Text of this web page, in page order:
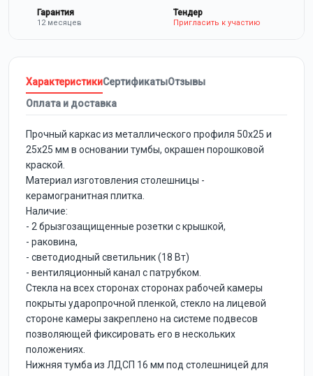
Гарантия
12 месяцев
Тендер
Пригласить к участию
ХарактеристикиСертификатыОтзывы
Оплата и доставка
Прочный каркас из металлического профиля 50х25 и
25х25 мм в основании тумбы, окрашен порошковой
краской.
Материал изготовления столешницы -
керамогранитная плитка.
Наличие:
- 2 брызгозащищенные розетки с крышкой,
- раковина,
- светодиодный светильник (18 Вт)
- вентиляционный канал с патрубком.
Стекла на всех сторонах сторонах рабочей камеры
покрыты ударопрочной пленкой, стекло на лицевой
стороне камеры закреплено на системе подвесов
позволяющей фиксировать его в нескольких
положениях.
Нижняя тумба из ЛДСП 16 мм под столешницей для